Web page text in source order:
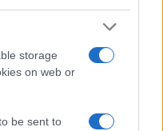
storage
on web or
be sent to